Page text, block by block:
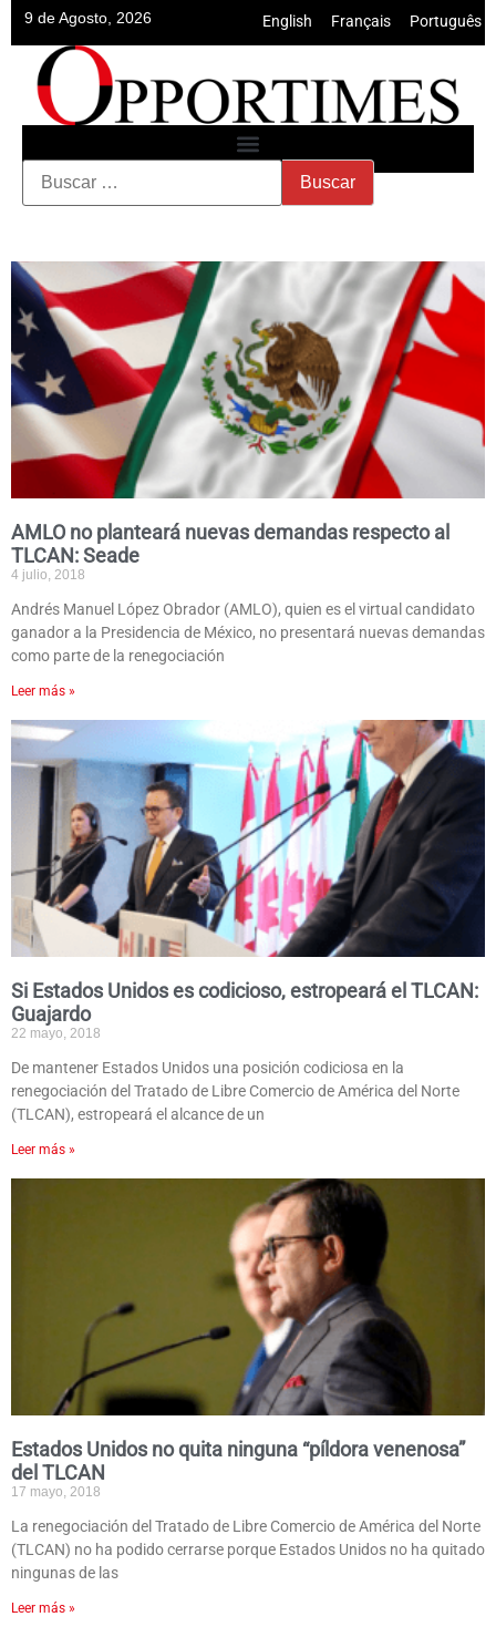
9 de Agosto, 2026 English Français Português
AMLO no planteará nuevas demandas respecto al
TLCAN: Seade
4 julio, 2018
Andrés Manuel López Obrador (AMLO), quien es el virtual candidato
ganador a la Presidencia de México, no presentará nuevas demandas
como parte de la renegociación
Leer más »
Si Estados Unidos es codicioso, estropeará el TLCAN:
Guajardo
22 mayo, 2018
De mantener Estados Unidos una posición codiciosa en la
renegociación del Tratado de Libre Comercio de América del Norte
(TLCAN), estropeará el alcance de un
Leer más »
Estados Unidos no quita ninguna “píldora venenosa”
del TLCAN
17 mayo, 2018
La renegociación del Tratado de Libre Comercio de América del Norte
(TLCAN) no ha podido cerrarse porque Estados Unidos no ha quitado
ningunas de las
Leer más »